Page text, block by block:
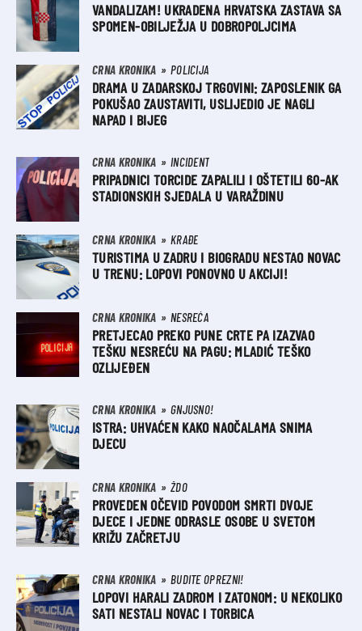
VANDALIZAM! UKRADENA HRVATSKA ZASTAVA SA
SPOMEN-OBILJEŽJA U DOBROPOLJCIMA
CRNA KRONIKA POLICIJA
DRAMA U ZADARSKOJ TRGOVINI: ZAPOSLENIK GA
POKUŠAO ZAUSTAVITI, USLIJEDIO JE NAGLI
NAPAD I BIJEG
CRNA KRONIKA INCIDENT
PRIPADNICI TORCIDE ZAPALILI I OŠTETILI 60-AK
STADIONSKIH SJEDALA U VARAŽDINU
CRNA KRONIKA KRAĐE
TURISTIMA U ZADRU I BIOGRADU NESTAO NOVAC
U TRENU: LOPOVI PONOVNO U AKCIJI!
CRNA KRONIKA NESREĆA
PRETJECAO PREKO PUNE CRTE PA IZAZVAO
TEŠKU NESREĆU NA PAGU: MLADIĆ TEŠKO
OZLIJEĐEN
CRNA KRONIKA GNJUSNO!
ISTRA: UHVAĆEN KAKO NAOČALAMA SNIMA
DJECU
CRNA KRONIKA ŽDO
PROVEDEN OČEVID POVODOM SMRTI DVOJE
DJECE I JEDNE ODRASLE OSOBE U SVETOM
KRIŽU ZAČRETJU
CRNA KRONIKA BUDITE OPREZNI!
LOPOVI HARALI ZADROM I ZATONOM: U NEKOLIKO
SATI NESTALI NOVAC I TORBICA